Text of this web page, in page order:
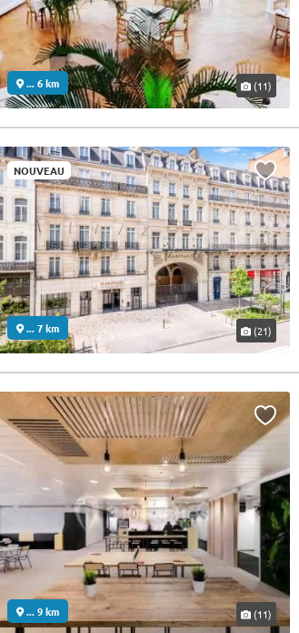
... 6 km (11)
NOUVEAU
... 7 km (21)
... 9 km (11)